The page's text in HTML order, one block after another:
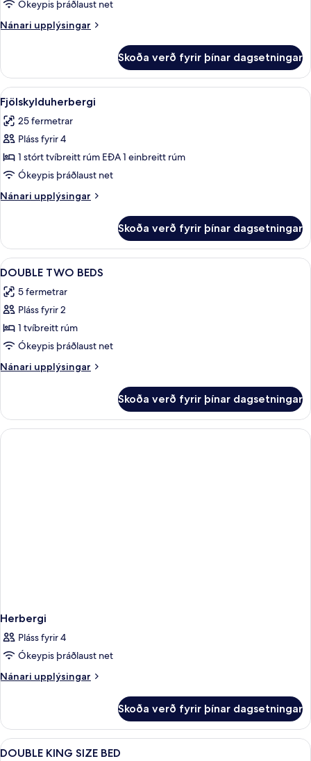
með
tvíbreiðu
Ókeypis þráðlaust net
Nánari upplýsingar
Nánari
herbergi
með
tvíbreiðu
rúmi
Skoða verð fyrir þínar dagsetningar
Skoða
allar
myndir
fyrir
Fjölskylduherbergi
Fjölskylduherbergi | Dúnsængur,
8
Fjölskylduherbergi
25 fermetrar
Pláss fyrir 4
1 stórt tvíbreitt rúm EÐA 1 einbreitt rúm
Ókeypis þráðlaust net
Nánari upplýsingar
Nánari
Skoða verð fyrir þínar dagsetningar
Skoða
allar
myndir
fyrir
DOUBLE
TWO
BEDS
Dúnsængur, öryggishólf í herbergi,
8
DOUBLE TWO BEDS
5 fermetrar
Pláss fyrir 2
1 tvíbreitt rúm
Ókeypis þráðlaust net
Nánari upplýsingar
Nánari
TWO
BEDS
Skoða verð fyrir þínar dagsetningar
Herbergi
Pláss fyrir 4
Ókeypis þráðlaust net
Nánari upplýsingar
Nánari
Skoða verð fyrir þínar dagsetningar
Skoða
Dúnsængur, öryggishólf í herbergi,
8
DOUBLE KING SIZE BED